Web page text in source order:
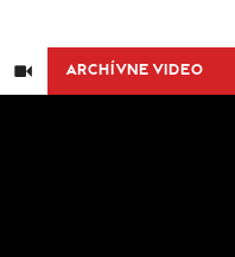
ARCHÍVNE VIDEO